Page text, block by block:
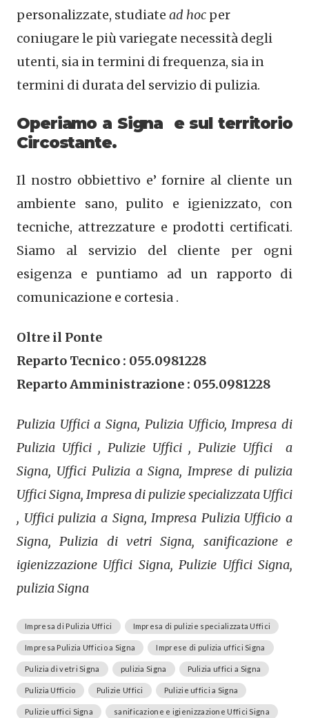
personalizzate, studiate ad hoc per
coniugare le più variegate necessità degli
utenti, sia in termini di frequenza, sia in
termini di durata del servizio di pulizia.
Operiamo a Signa e sul territorio
Circostante.
Il nostro obbiettivo e’ fornire al cliente un
ambiente sano, pulito e igienizzato, con
tecniche, attrezzature e prodotti certificati.
Siamo al servizio del cliente per ogni
esigenza e puntiamo ad un rapporto di
comunicazione e cortesia .
Oltre il Ponte
Reparto Tecnico : 055.0981228
Reparto Amministrazione : 055.0981228
Pulizia Uffici a Signa, Pulizia Ufficio, Impresa di
Pulizia Uffici , Pulizie Uffici , Pulizie Uffici a
Signa, Uffici Pulizia a Signa, Imprese di pulizia
Uffici Signa, Impresa di pulizie specializzata Uffici
, Uffici pulizia a Signa, Impresa Pulizia Ufficio a
Signa, Pulizia di vetri Signa, sanificazione e
igienizzazione Uffici Signa, Pulizie Uffici Signa,
pulizia Signa
Impresa di Pulizia Uffici Impresa di pulizie specializzata Uffici
Impresa Pulizia Ufficio a Signa Imprese di pulizia uffici Signa
Pulizia di vetri Signa pulizia Signa Pulizia uffici a Signa
Pulizia Ufficio Pulizie Uffici Pulizie uffici a Signa
Pulizie uffici Signa sanificazione e igienizzazione Uffici Signa